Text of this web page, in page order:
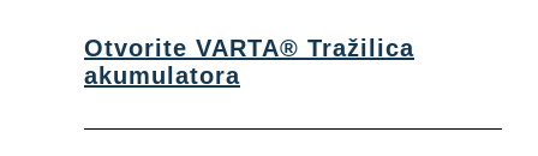
Otvorite VARTA® Tražilica
akumulatora